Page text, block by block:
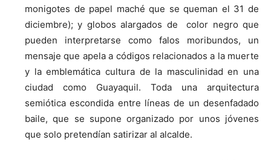
monigotes de papel maché que se queman el 31 de
diciembre); y globos alargados de color negro que
pueden interpretarse como falos moribundos, un
mensaje que apela a códigos relacionados a la muerte
y la emblemática cultura de la masculinidad en una
ciudad como Guayaquil. Toda una arquitectura
semiótica escondida entre líneas de un desenfadado
baile, que se supone organizado por unos jóvenes
que solo pretendían satirizar al alcalde.